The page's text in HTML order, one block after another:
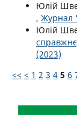
Юлій
, Журнал
Юлій
(2023)
<< < 1 2 3 4 5 6